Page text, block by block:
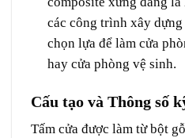
các công trình xây
chọn lựa để làm cửa
hay cửa phòng vệ sinh.
Cấu tạo và Thông số
Tấm cửa được làm từ bột